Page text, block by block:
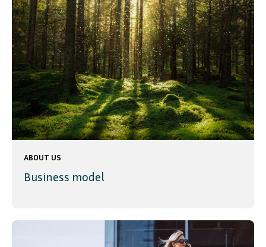
ABOUT US
Business model